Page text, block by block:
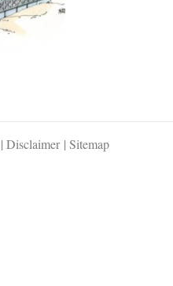
|Disclaimer|Sitemap